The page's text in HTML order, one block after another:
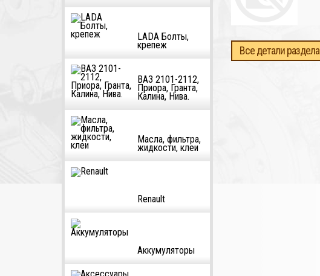
LADA Болты,
крепеж
ВАЗ 2101-2112,
Приора, Гранта,
Калина, Нива.
Масла, фильтра,
жидкости, клеи
Renault
Аккумуляторы
Все детали раздела